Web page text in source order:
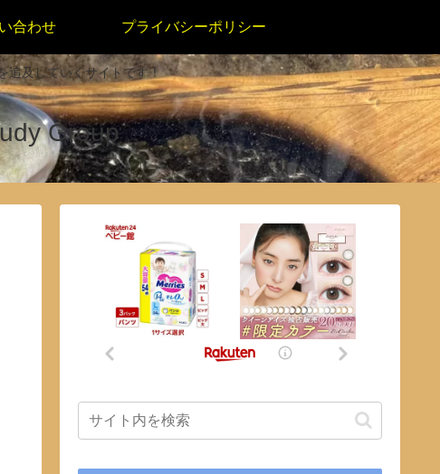
追及していくサイトです！
Group
合わせ プライバシーポリシー